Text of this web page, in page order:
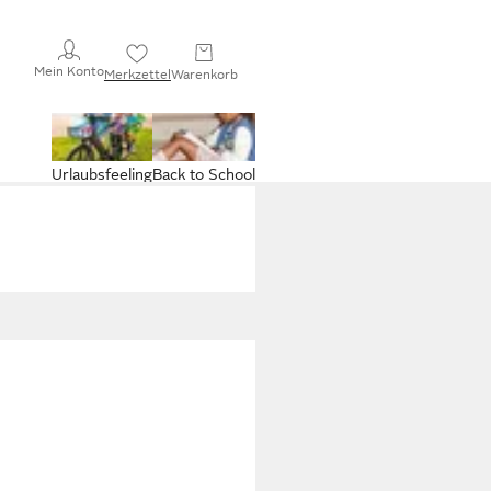
Mein KontoMerkzettelWarenkorb
Back to School
Urlaubsfeeling